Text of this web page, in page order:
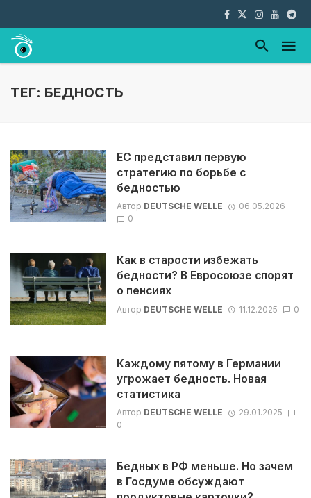
ТЕГ: БЕДНОСТЬ
ЕС представил первую
стратегию по борьбе с
бедностью
Автор DEUTSCHE WELLE
06.05.2026
0
Как в старости избежать
бедности? В Евросоюзе спорят
о пенсиях
Автор DEUTSCHE WELLE 11.12.2025 0
Каждому пятому в Германии
угрожает бедность. Новая
статистика
Автор DEUTSCHE WELLE
29.01.2025
0
Бедных в РФ меньше. Но зачем
в Госдуме обсуждают